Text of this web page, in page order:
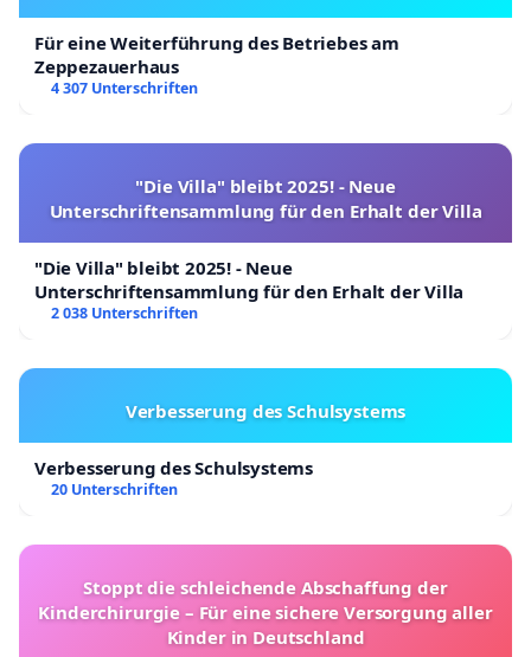
Für eine Weiterführung des Betriebes am
Zeppezauerhaus
4 307 Unterschriften
"Die Villa" bleibt 2025! - Neue
Unterschriftensammlung für den Erhalt der Villa
"Die Villa" bleibt 2025! - Neue
Unterschriftensammlung für den Erhalt der Villa
2 038 Unterschriften
Verbesserung des Schulsystems
Verbesserung des Schulsystems
20 Unterschriften
Stoppt die schleichende Abschaffung der
Kinderchirurgie – Für eine sichere Versorgung aller
Kinder in Deutschland